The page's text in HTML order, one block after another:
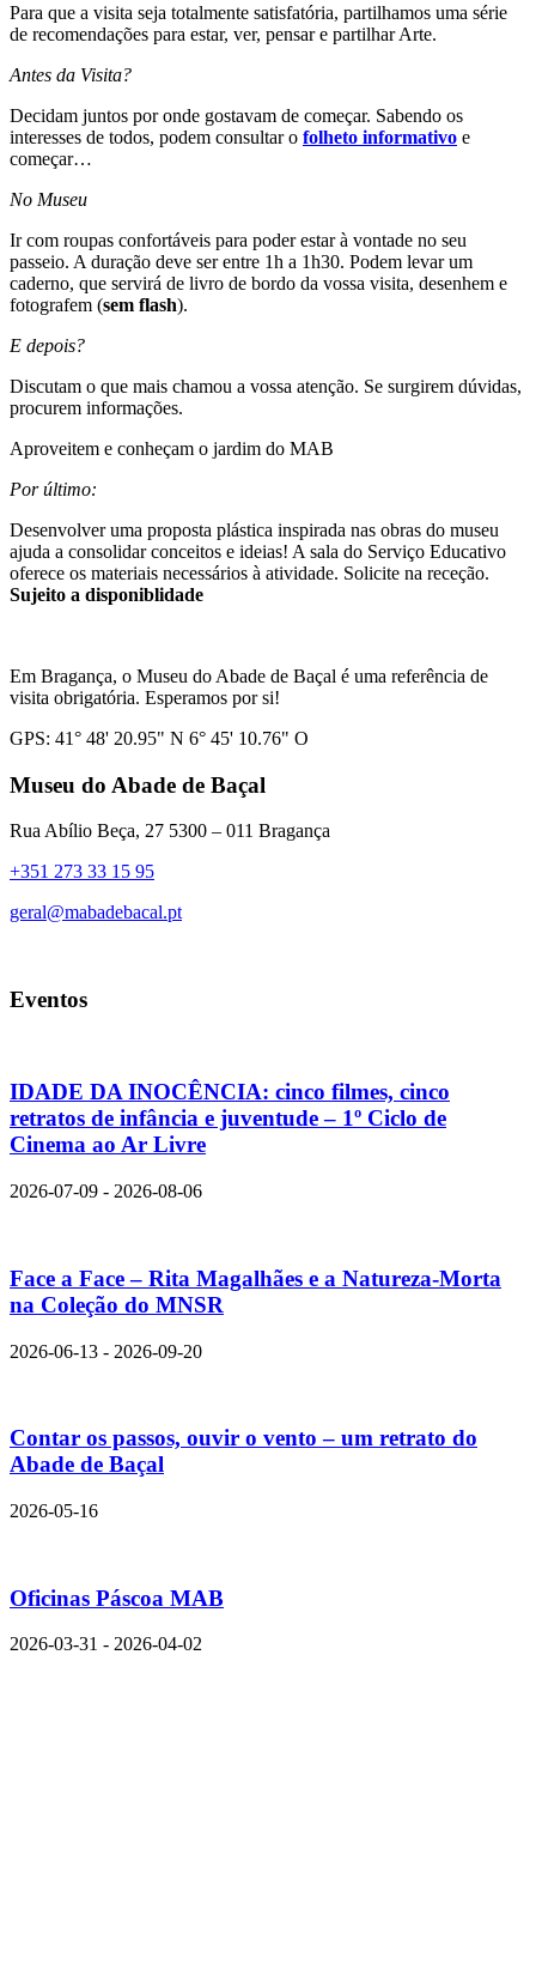
Para que a visita seja totalmente satisfatória, partilhamos uma série
de recomendações para estar, ver, pensar e partilhar Arte.
Antes da Visita?
Decidam juntos por onde gostavam de começar. Sabendo os
interesses de todos, podem consultar o folheto informativo e
começar…
No Museu
Ir com roupas confortáveis para poder estar à vontade no seu
passeio. A duração deve ser entre 1h a 1h30. Podem levar um
caderno, que servirá de livro de bordo da vossa visita, desenhem e
fotografem (sem flash).
E depois?
Discutam o que mais chamou a vossa atenção. Se surgirem dúvidas,
procurem informações.
Aproveitem e conheçam o jardim do MAB
Por último:
Desenvolver uma proposta plástica inspirada nas obras do museu
ajuda a consolidar conceitos e ideias! A sala do Serviço Educativo
oferece os materiais necessários à atividade. Solicite na receção.
Sujeito a disponiblidade
Em Bragança, o Museu do Abade de Baçal é uma referência de
visita obrigatória. Esperamos por si!
GPS: 41° 48' 20.95" N 6° 45' 10.76" O
Museu do Abade de Baçal
Rua Abílio Beça, 27 5300 – 011 Bragança
+351 273 33 15 95
geral@mabadebacal.pt
Eventos
IDADE DA INOCÊNCIA: cinco filmes, cinco
retratos de infância e juventude – 1º Ciclo de
Cinema ao Ar Livre
2026-07-09 - 2026-08-06
Face a Face – Rita Magalhães e a Natureza-Morta
na Coleção do MNSR
2026-06-13 - 2026-09-20
Contar os passos, ouvir o vento – um retrato do
Abade de Baçal
2026-05-16
Oficinas Páscoa MAB
2026-03-31 - 2026-04-02